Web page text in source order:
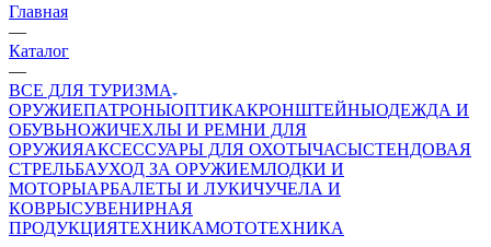
Главная
—
Каталог
—
ВСЕ ДЛЯ ТУРИЗМА
ОРУЖИЕПАТРОНЫОПТИКАКРОНШТЕЙНЫОДЕЖДА И
ОБУВЬНОЖИЧЕХЛЫ И РЕМНИ ДЛЯ
ОРУЖИЯАКСЕССУАРЫ ДЛЯ ОХОТЫЧАСЫСТЕНДОВАЯ
СТРЕЛЬБАУХОД ЗА ОРУЖИЕМЛОДКИ И
МОТОРЫАРБАЛЕТЫ И ЛУКИЧУЧЕЛА И
КОВРЫСУВЕНИРНАЯ
ПРОДУКЦИЯТЕХНИКАМОТОТЕХНИКА